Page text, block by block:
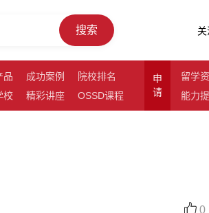
搜索
品 成功案例
院校排名
校
精彩讲座 OSSD课程
申
请
留学
能力
0